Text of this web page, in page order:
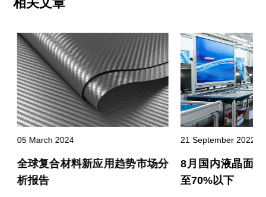
相关文章
05 March 2024
全球复合材料新应用趋势市场分
析报告
21 September 2022
8月国内液晶面
至70%以下